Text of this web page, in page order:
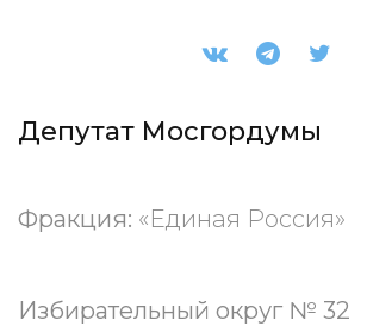
Депутат Мосгордумы
Фракция: «Единая Россия»
Избирательный округ № 32